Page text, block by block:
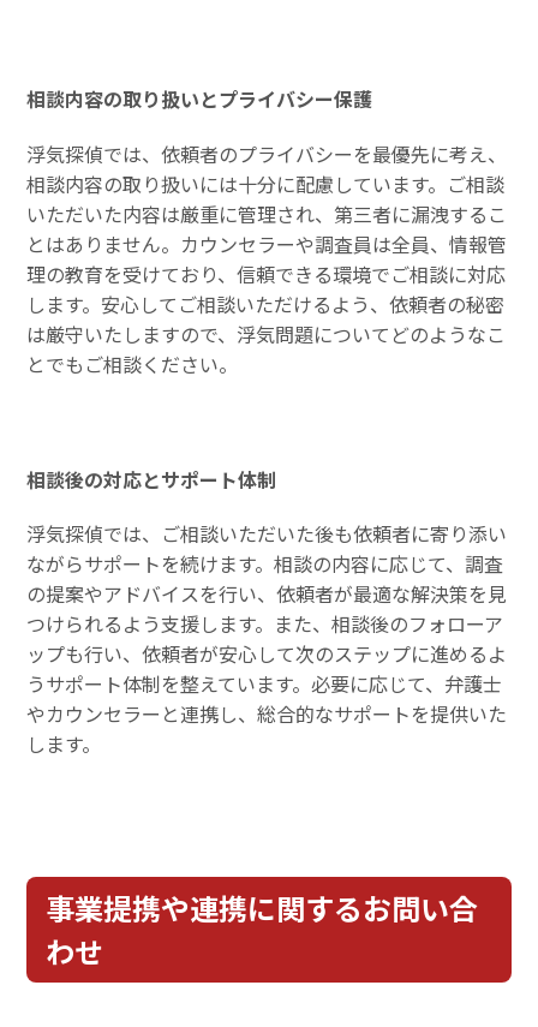
相談内容の取り扱いとプライバシー保護
浮気探偵では、依頼者のプライバシーを最優先に考え、
相談内容の取り扱いには十分に配慮しています。ご相談
いただいた内容は厳重に管理され、第三者に漏洩するこ
とはありません。カウンセラーや調査員は全員、情報管
理の教育を受けており、信頼できる環境でご相談に対応
します。安心してご相談いただけるよう、依頼者の秘密
は厳守いたしますので、浮気問題についてどのようなこ
とでもご相談ください。
相談後の対応とサポート体制
浮気探偵では、ご相談いただいた後も依頼者に寄り添い
ながらサポートを続けます。相談の内容に応じて、調査
の提案やアドバイスを行い、依頼者が最適な解決策を見
つけられるよう支援します。また、相談後のフォローア
ップも行い、依頼者が安心して次のステップに進めるよ
うサポート体制を整えています。必要に応じて、弁護士
やカウンセラーと連携し、総合的なサポートを提供いた
します。
事業提携や連携に関するお問い合
わせ